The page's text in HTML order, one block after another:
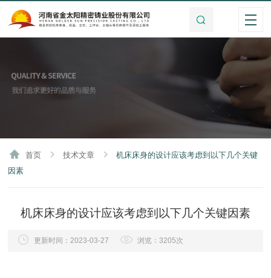
首页 技术文章
机床床身的设计应该考虑到以下几个关键
因素
机床床身的设计应该考虑到以下几个关键因素
更新时间：2023-03-27 浏览：3205次